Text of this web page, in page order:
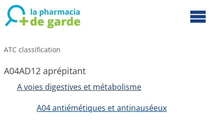
ATC classification
A04AD12 aprépitant
A voies digestives et métabolisme
A04 antiémétiques et antinauséeux